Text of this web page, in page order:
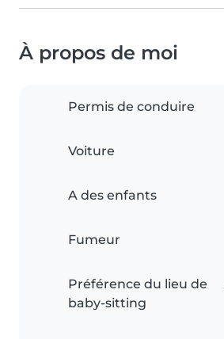
À propos de moi
Permis de conduire
Voiture
A des enfants
Fumeur
Préférence du lieu de
baby-sitting